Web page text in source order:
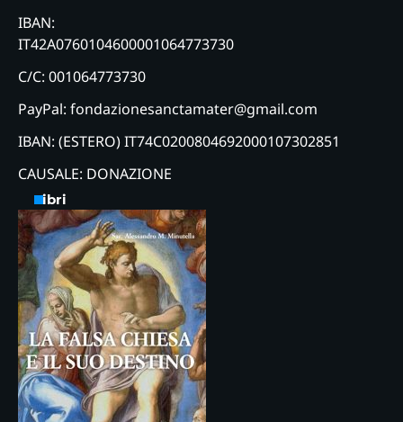
IBAN:
IT42A0760104600001064773730
C/C: 001064773730
PayPal: fondazionesanctamater@gmail.com
IBAN: (ESTERO) IT74C0200804692000107302851
CAUSALE: DONAZIONE
Libri